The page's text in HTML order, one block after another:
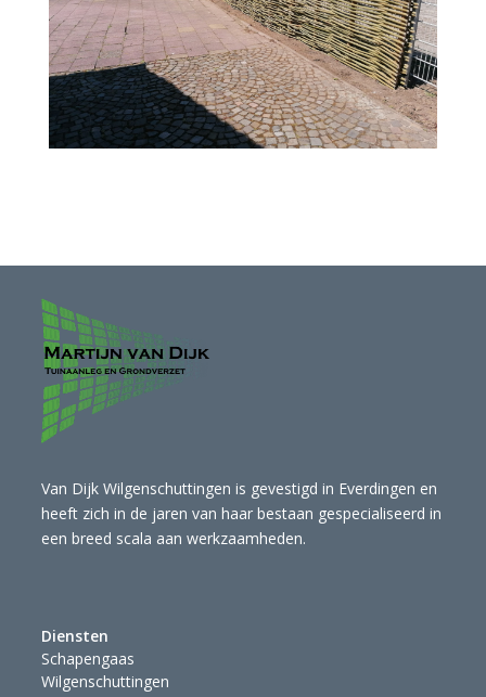
Van Dijk Wilgenschuttingen is gevestigd in Everdingen en
heeft zich in de jaren van haar bestaan gespecialiseerd in
een breed scala aan werkzaamheden.
Diensten
Schapengaas
Wilgenschuttingen